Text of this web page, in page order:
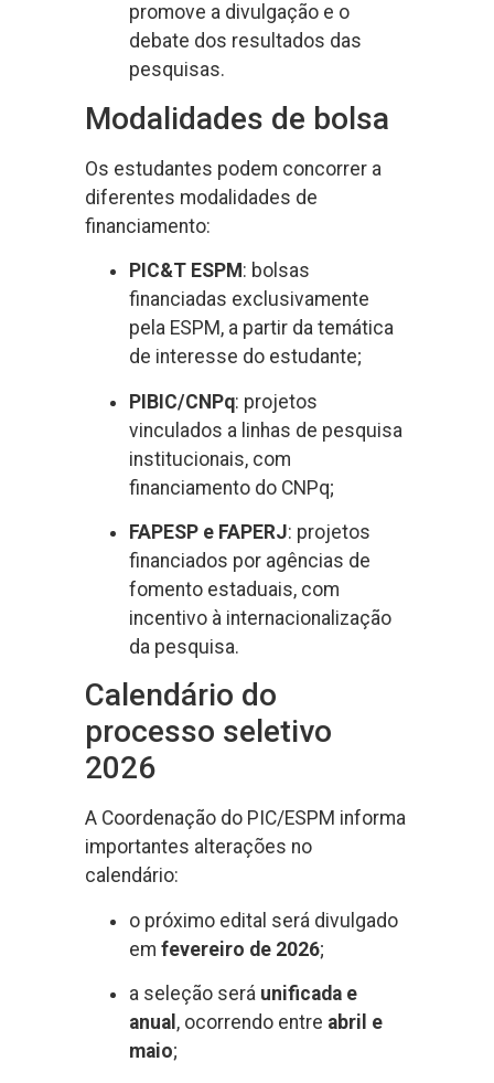
promove a divulgação e o
debate dos resultados das
pesquisas.
Modalidades de bolsa
Os estudantes podem concorrer a
diferentes modalidades de
financiamento:
PIC&T ESPM : bolsas
financiadas exclusivamente
pela ESPM, a partir da temática
de interesse do estudante;
PIBIC/CNPq: projetos
vinculados a linhas de pesquisa
institucionais, com
financiamento do CNPq;
FAPESP e FAPERJ: projetos
financiados por agências de
fomento estaduais, com
incentivo à internacionalização
da pesquisa.
Calendário do
processo seletivo
2026
A Coordenação do PIC/ESPM informa
importantes alterações no
calendário:
o próximo edital será divulgado
emfevereiro de 2026;
a seleção será unificada e
anual , ocorrendo entre abril e
maio;